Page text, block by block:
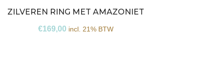
ZILVEREN RING MET AMAZONIET
€169,00 incl. 21% BTW